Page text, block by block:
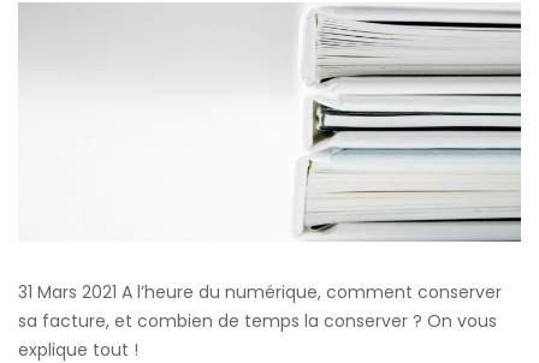
31 Mars 2021 A l’heure du numérique, comment conserver
sa facture, et combien de temps la conserver ? On vous
explique tout !